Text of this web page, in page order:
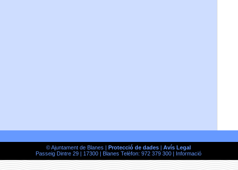
© Ajuntament de Blanes | Protecció de dades| Avís Legal
Passeig Dintre 29 | 17300 | Blanes Telèfon: 972 379 300 |
Informació